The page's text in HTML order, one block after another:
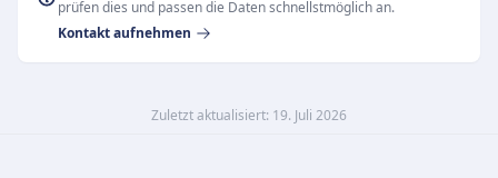
prüfen dies und passen die Daten schnellstmöglich an.
Kontakt aufnehmen
Zuletzt aktualisiert: 19. Juli 2026